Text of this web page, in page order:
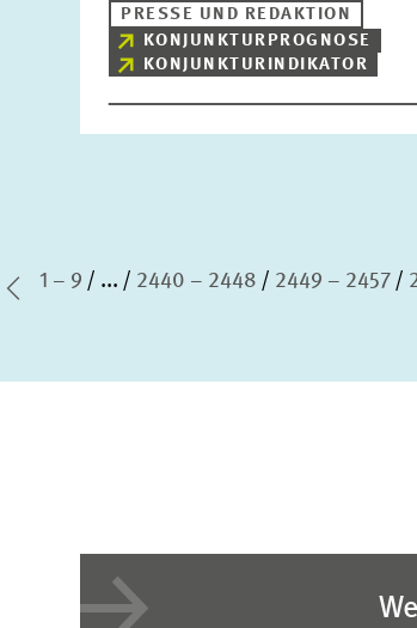
PRESSE UND REDAKTION
KONJUNKTURPROGNOSE
KONJUNKTURINDIKATOR
Seite
Vorherige Seite
1 – 9 ... 2440 – 2448 2449 – 2457